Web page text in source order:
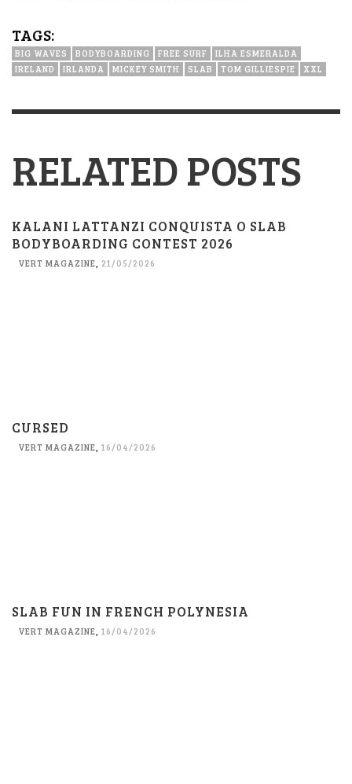
TAGS:
BIG WAVES BODYBOARDING FREE SURF
ILHA ESMERALDA
IRELAND
IRLANDA MICKEY SMITH SLAB TOM GILLIESPIE XXL
RELATED POSTS
KALANI LATTANZI CONQUISTA O SLAB
BODYBOARDING CONTEST 2026
VERT MAGAZINE 21/05/2026
CURSED
VERT MAGAZINE, 16/04/2026
SLAB FUN IN FRENCH POLYNESIA
VERT MAGAZINE, 16/04/2026